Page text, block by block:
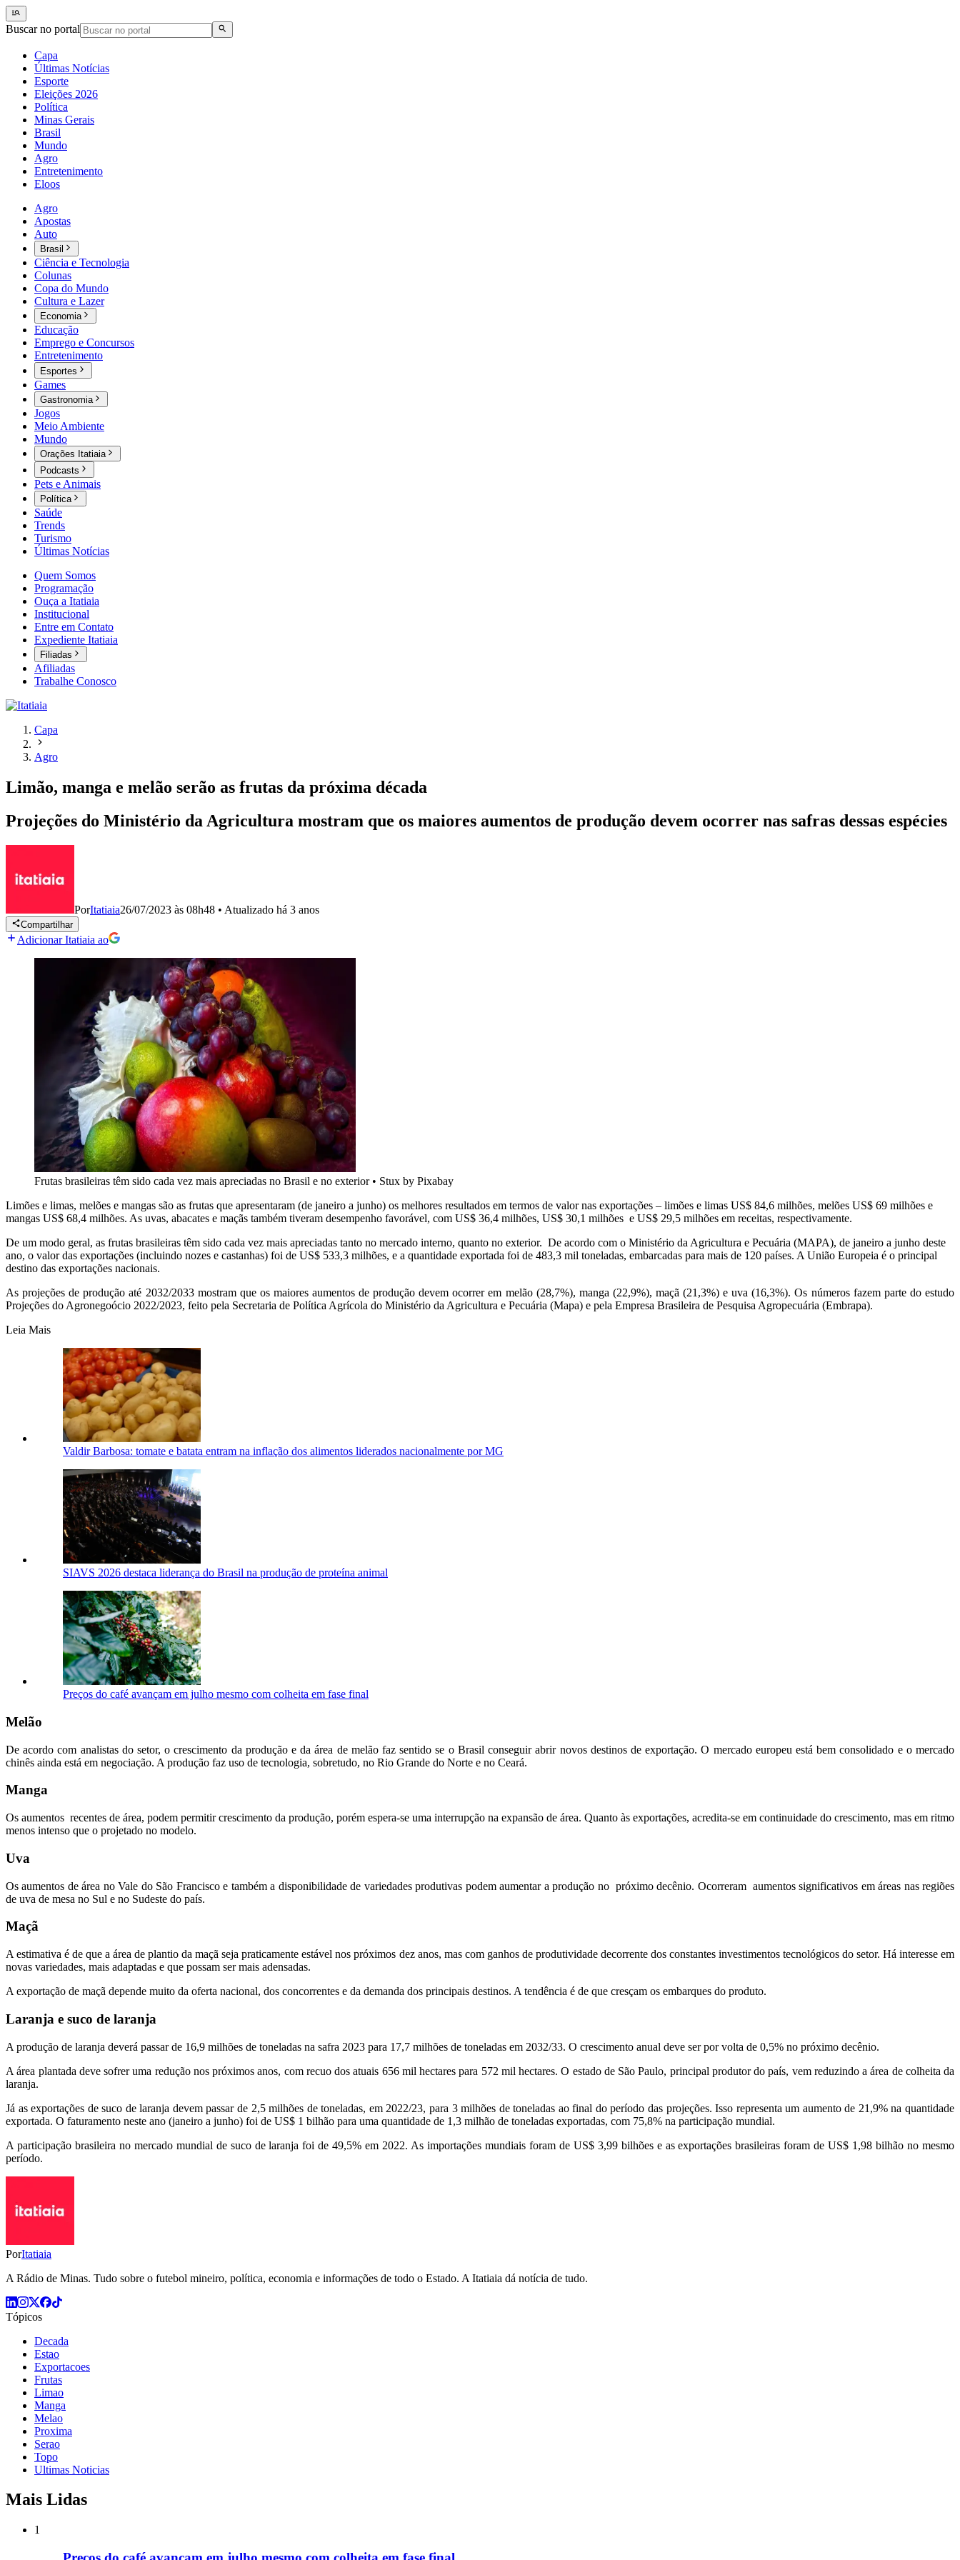
Buscar no portal
Capa
Últimas Notícias
Esporte
Eleições 2026
Política
Minas Gerais
Brasil
Mundo
Agro
Entretenimento
Eloos
Agro
Apostas
Auto
Brasil
Ciência e Tecnologia
Colunas
Copa do Mundo
Cultura e Lazer
Economia
Educação
Emprego e Concursos
Entretenimento
Esportes
Games
Gastronomia
Jogos
Meio Ambiente
Mundo
Orações Itatiaia
Podcasts
Pets e Animais
Política
Saúde
Trends
Turismo
Últimas Notícias
Quem Somos
Programação
Ouça a Itatiaia
Institucional
Entre em Contato
Expediente Itatiaia
Filiadas
Afiliadas
Trabalhe Conosco
Capa
Agro
Limão, manga e melão serão as frutas da próxima década
Projeções do Ministério da Agricultura mostram que os maiores aumentos de produção devem ocorrer nas safras dessas espécies
PorItatiaia26/07/2023 às 08h48 • Atualizado há 3 anos
Compartilhar
Adicionar Itatiaia ao
Frutas brasileiras têm sido cada vez mais apreciadas no Brasil e no exterior• Stux by Pixabay
Limões e limas, melões e mangas são as frutas que apresentaram (de janeiro a junho) os melhores resultados em termos de valor nas exportações – limões e limas US$ 84,6 milhões, melões US$ 69 milhões e
mangas US$ 68,4 milhões. As uvas, abacates e maçãs também tiveram desempenho favorável, com US$ 36,4 milhões, US$ 30,1 milhões e US$ 29,5 milhões em receitas, respectivamente.
De um modo geral, as frutas brasileiras têm sido cada vez mais apreciadas tanto no mercado interno, quanto no exterior. De acordo com o Ministério da Agricultura e Pecuária (MAPA), de janeiro a junho deste
ano, o valor das exportações (incluindo nozes e castanhas) foi de US$ 533,3 milhões, e a quantidade exportada foi de 483,3 mil toneladas, embarcadas para mais de 120 países. A União Europeia é o principal
destino das exportações nacionais.
As projeções de produção até 2032/2033 mostram que os maiores aumentos de produção devem ocorrer em melão (28,7%), manga (22,9%), maçã (21,3%) e uva (16,3%). Os números fazem parte do estudo
Projeções do Agronegoócio 2022/2023, feito pela Secretaria de Política Agrícola do Ministério da Agricultura e Pecuária (Mapa) e pela Empresa Brasileira de Pesquisa Agropecuária (Embrapa).
Leia Mais
Valdir Barbosa: tomate e batata entram na inflação dos alimentos liderados nacionalmente por MG
SIAVS 2026 destaca liderança do Brasil na produção de proteína animal
Preços do café avançam em julho mesmo com colheita em fase final
Melão
De acordo com analistas do setor, o crescimento da produção e da área de melão faz sentido se o Brasil conseguir abrir novos destinos de exportação. O mercado europeu está bem consolidado e o mercado
chinês ainda está em negociação. A produção faz uso de tecnologia, sobretudo, no Rio Grande do Norte e no Ceará.
Manga
Os aumentos recentes de área, podem permitir crescimento da produção, porém espera-se uma interrupção na expansão de área. Quanto às exportações, acredita-se em continuidade do crescimento, mas em ritmo
menos intenso que o projetado no modelo.
Uva
Os aumentos de área no Vale do São Francisco e também a disponibilidade de variedades produtivas podem aumentar a produção no próximo decênio. Ocorreram aumentos significativos em áreas nas regiões
de uva de mesa no Sul e no Sudeste do país.
Maçã
A estimativa é de que a área de plantio da maçã seja praticamente estável nos próximos dez anos, mas com ganhos de produtividade decorrente dos constantes investimentos tecnológicos do setor. Há interesse em
novas variedades, mais adaptadas e que possam ser mais adensadas.
A exportação de maçã depende muito da oferta nacional, dos concorrentes e da demanda dos principais destinos. A tendência é de que cresçam os embarques do produto.
Laranja e suco de laranja
A produção de laranja deverá passar de 16,9 milhões de toneladas na safra 2023 para 17,7 milhões de toneladas em 2032/33. O crescimento anual deve ser por volta de 0,5% no próximo decênio.
A área plantada deve sofrer uma redução nos próximos anos, com recuo dos atuais 656 mil hectares para 572 mil hectares. O estado de São Paulo, principal produtor do país, vem reduzindo a área de colheita da
laranja.
Já as exportações de suco de laranja devem passar de 2,5 milhões de toneladas, em 2022/23, para 3 milhões de toneladas ao final do período das projeções. Isso representa um aumento de 21,9% na quantidade
exportada. O faturamento neste ano (janeiro a junho) foi de US$ 1 bilhão para uma quantidade de 1,3 milhão de toneladas exportadas, com 75,8% na participação mundial.
A participação brasileira no mercado mundial de suco de laranja foi de 49,5% em 2022. As importações mundiais foram de US$ 3,99 bilhões e as exportações brasileiras foram de US$ 1,98 bilhão no mesmo
período.
PorItatiaia
A Rádio de Minas. Tudo sobre o futebol mineiro, política, economia e informações de todo o Estado. A Itatiaia dá notícia de tudo.
Tópicos
Decada
Estao
Exportacoes
Frutas
Limao
Manga
Melao
Proxima
Serao
Topo
Ultimas Noticias
Mais Lidas
1